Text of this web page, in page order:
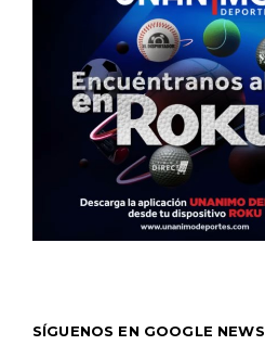
SÍGUENOS EN GOOGLE NEWS